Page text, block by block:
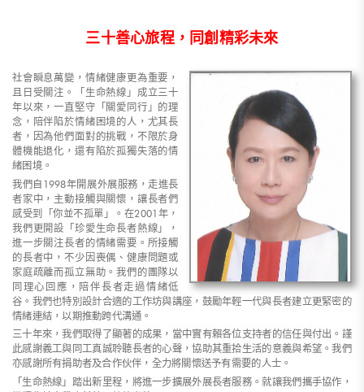
三十善心旅程，同創精彩未來
社會瞬息萬變，情緒健康更為重要，
且日受關注。「生命熱線」成立三十
年以來，一直堅守「關愛同行」的理
念，陪伴陷於情緒困境的人，尤其長
者，因為他們面對的挑戰，不限於身
體機能退化，還有陷於孤獨失落的情
緒困境。
我們自1998年開展外展服務，走進長
者家中，主動接觸與關懷，讓長者們
感受到「你並不孤單」。在2001年，
我們更開設「珍愛生命長者熱線」，
進一步關注長者的情緒需要。所接觸
的長者中，不少因喪偶、健康問題或
家庭疏離而孤立無助。我們的團隊以
同理心回應，陪伴長者走過情緒低
谷。我們也特別設計合適的工作坊與講座，鼓勵年輕一代與長者建立更緊密的
情緒連結，以期推動跨代溝通。
三十年來，我們取得了顯著的成果，當中實有賴各位支持者的信任與付出。謹
此感謝義工與同工真誠聆聽長者的心聲，協助其重拾生活的意義與希望。我們
亦感謝所有捐助者及合作伙伴，全力將關懷送予有需要的人士。
「生命熱線」踏出新里程，將進一步擴展外展長者服務。就讓我們攜手協作，